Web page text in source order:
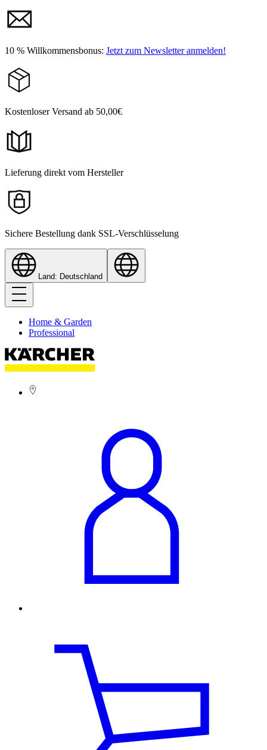
10 % Willkommensbonus: Jetzt zum Newsletter anmelden!
Kostenloser Versand ab 50,00€
Lieferung direkt vom Hersteller
Sichere Bestellung dank SSL-Verschlüsselung
Land: Deutschland
Home & Garden
Professional